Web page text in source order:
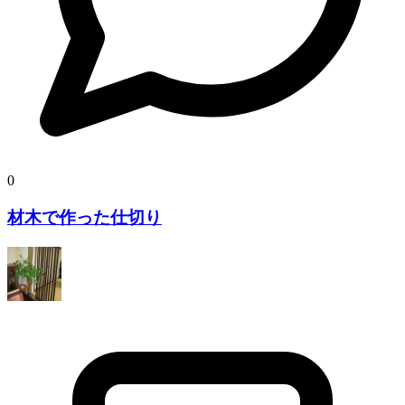
0
材木で作った仕切り